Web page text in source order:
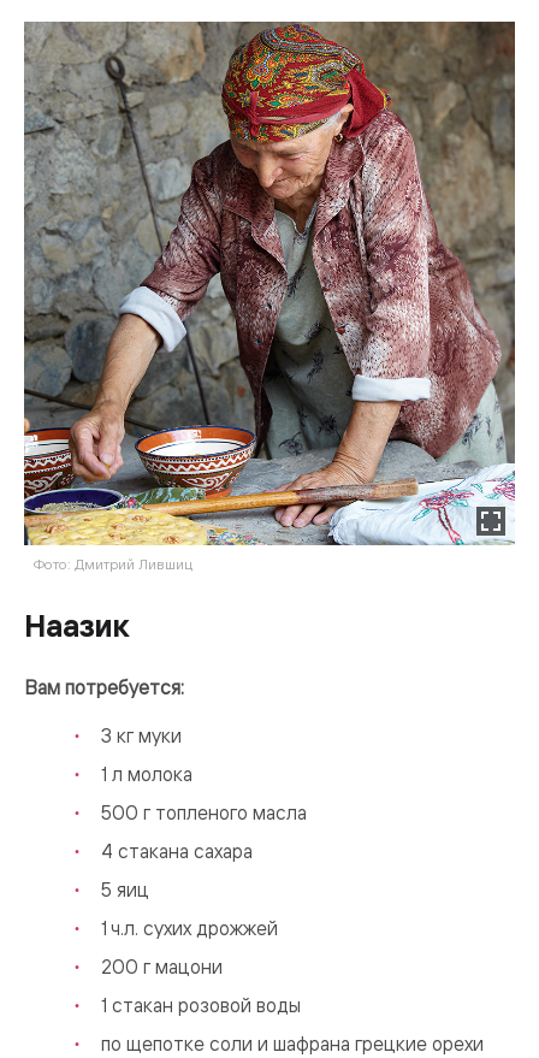
Фото: Дмитрий Лившиц
Наазик
Вам потребуется:
3 кг муки
1 л молока
500 г топленого масла
4 стакана сахара
5 яиц
1 ч.л. сухих дрожжей
200 г мацони
1 стакан розовой воды
по щепотке соли и шафрана грецкие орехи